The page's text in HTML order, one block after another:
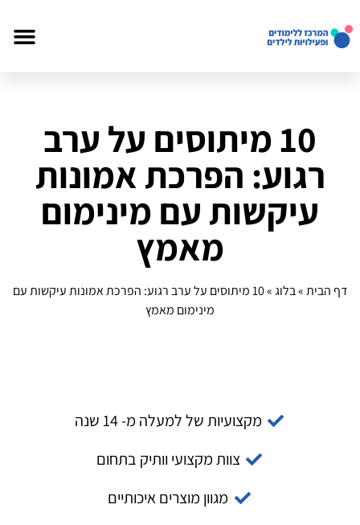
10 מיתוסים על ערב
רגוע: הפרכת אמונות
עיקשות עם מינימום
מאמץ
דף הבית»בלוג»
10 מיתוסים על ערב רגוע: הפרכת אמונות עיקשות עם
מינימום מאמץ
מקצועיות של למעלה מ- 14 שנה
צוות מקצועי וותיק בתחום
מגוון מוצרים איכותיים